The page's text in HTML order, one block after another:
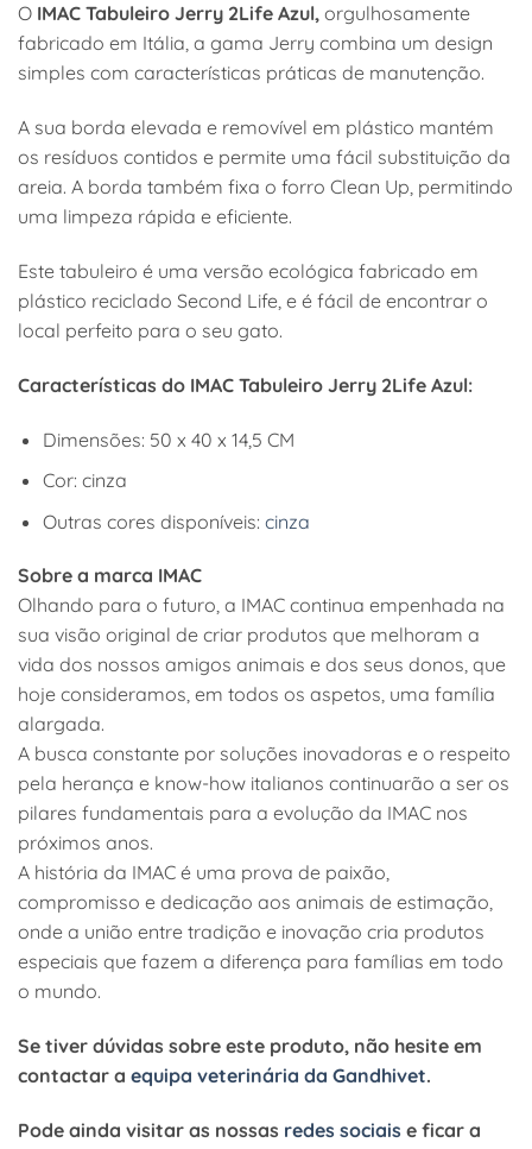
O IMAC Tabuleiro Jerry 2Life Azul, orgulhosamente
fabricado em Itália, a gama Jerry combina um design
simples com características práticas de manutenção.
A sua borda elevada e removível em plástico mantém
os resíduos contidos e permite uma fácil substituição da
areia. A borda também fixa o forro Clean Up, permitindo
uma limpeza rápida e eficiente.
Este tabuleiro é uma versão ecológica fabricado em
plástico reciclado Second Life, e é fácil de encontrar o
local perfeito para o seu gato.
Características do IMAC Tabuleiro Jerry 2Life Azul:
Dimensões: 50 x 40 x 14,5 CM
Cor: cinza
Outras cores disponíveis: cinza
Sobre a marca IMAC
Olhando para o futuro, a IMAC continua empenhada na
sua visão original de criar produtos que melhoram a
vida dos nossos amigos animais e dos seus donos, que
hoje consideramos, em todos os aspetos, uma família
alargada.
A busca constante por soluções inovadoras e o respeito
pela herança e know-how italianos continuarão a ser os
pilares fundamentais para a evolução da IMAC nos
próximos anos.
A história da IMAC é uma prova de paixão,
compromisso e dedicação aos animais de estimação,
onde a união entre tradição e inovação cria produtos
especiais que fazem a diferença para famílias em todo
o mundo.
Se tiver dúvidas sobre este produto, não hesite em
contactar a equipa veterinária da Gandhivet.
Pode ainda visitar as nossas redes sociais e ficar a